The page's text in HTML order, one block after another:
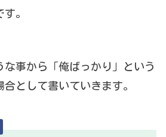
。
な事から「俺ばっかり」という
として書いていきます。